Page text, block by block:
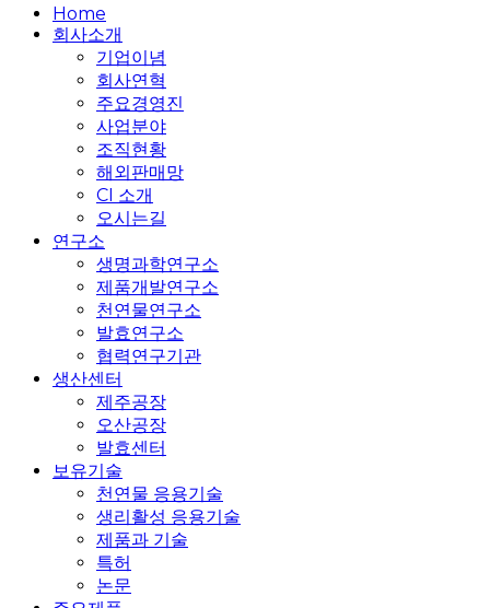
Close
Menu
Home
회사소개
기업이념
회사연혁
주요경영진
사업분야
조직현황
해외판매망
CI 소개
오시는길
연구소
생명과학연구소
제품개발연구소
천연물연구소
발효연구소
협력연구기관
생산센터
제주공장
오산공장
발효센터
보유기술
천연물 응용기술
생리활성 응용기술
제품과 기술
특허
논문